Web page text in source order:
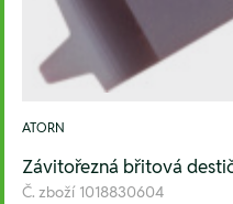
ATORN
Závitořezná břitová
Č. zboží 1018830604